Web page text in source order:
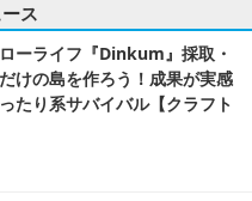
ス
ーライフ『Dinkum』採取・
けの島を作ろう！成果が実感
たり系サバイバル【クラフト